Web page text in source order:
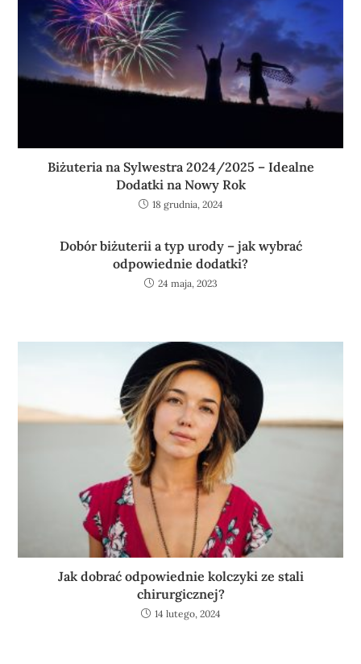
Biżuteria na Sylwestra 2024/2025 – Idealne
Dodatki na Nowy Rok
18 grudnia, 2024
Dobór biżuterii a typ urody – jak wybrać
odpowiednie dodatki?
24 maja, 2023
Jak dobrać odpowiednie kolczyki ze stali
chirurgicznej?
14 lutego, 2024